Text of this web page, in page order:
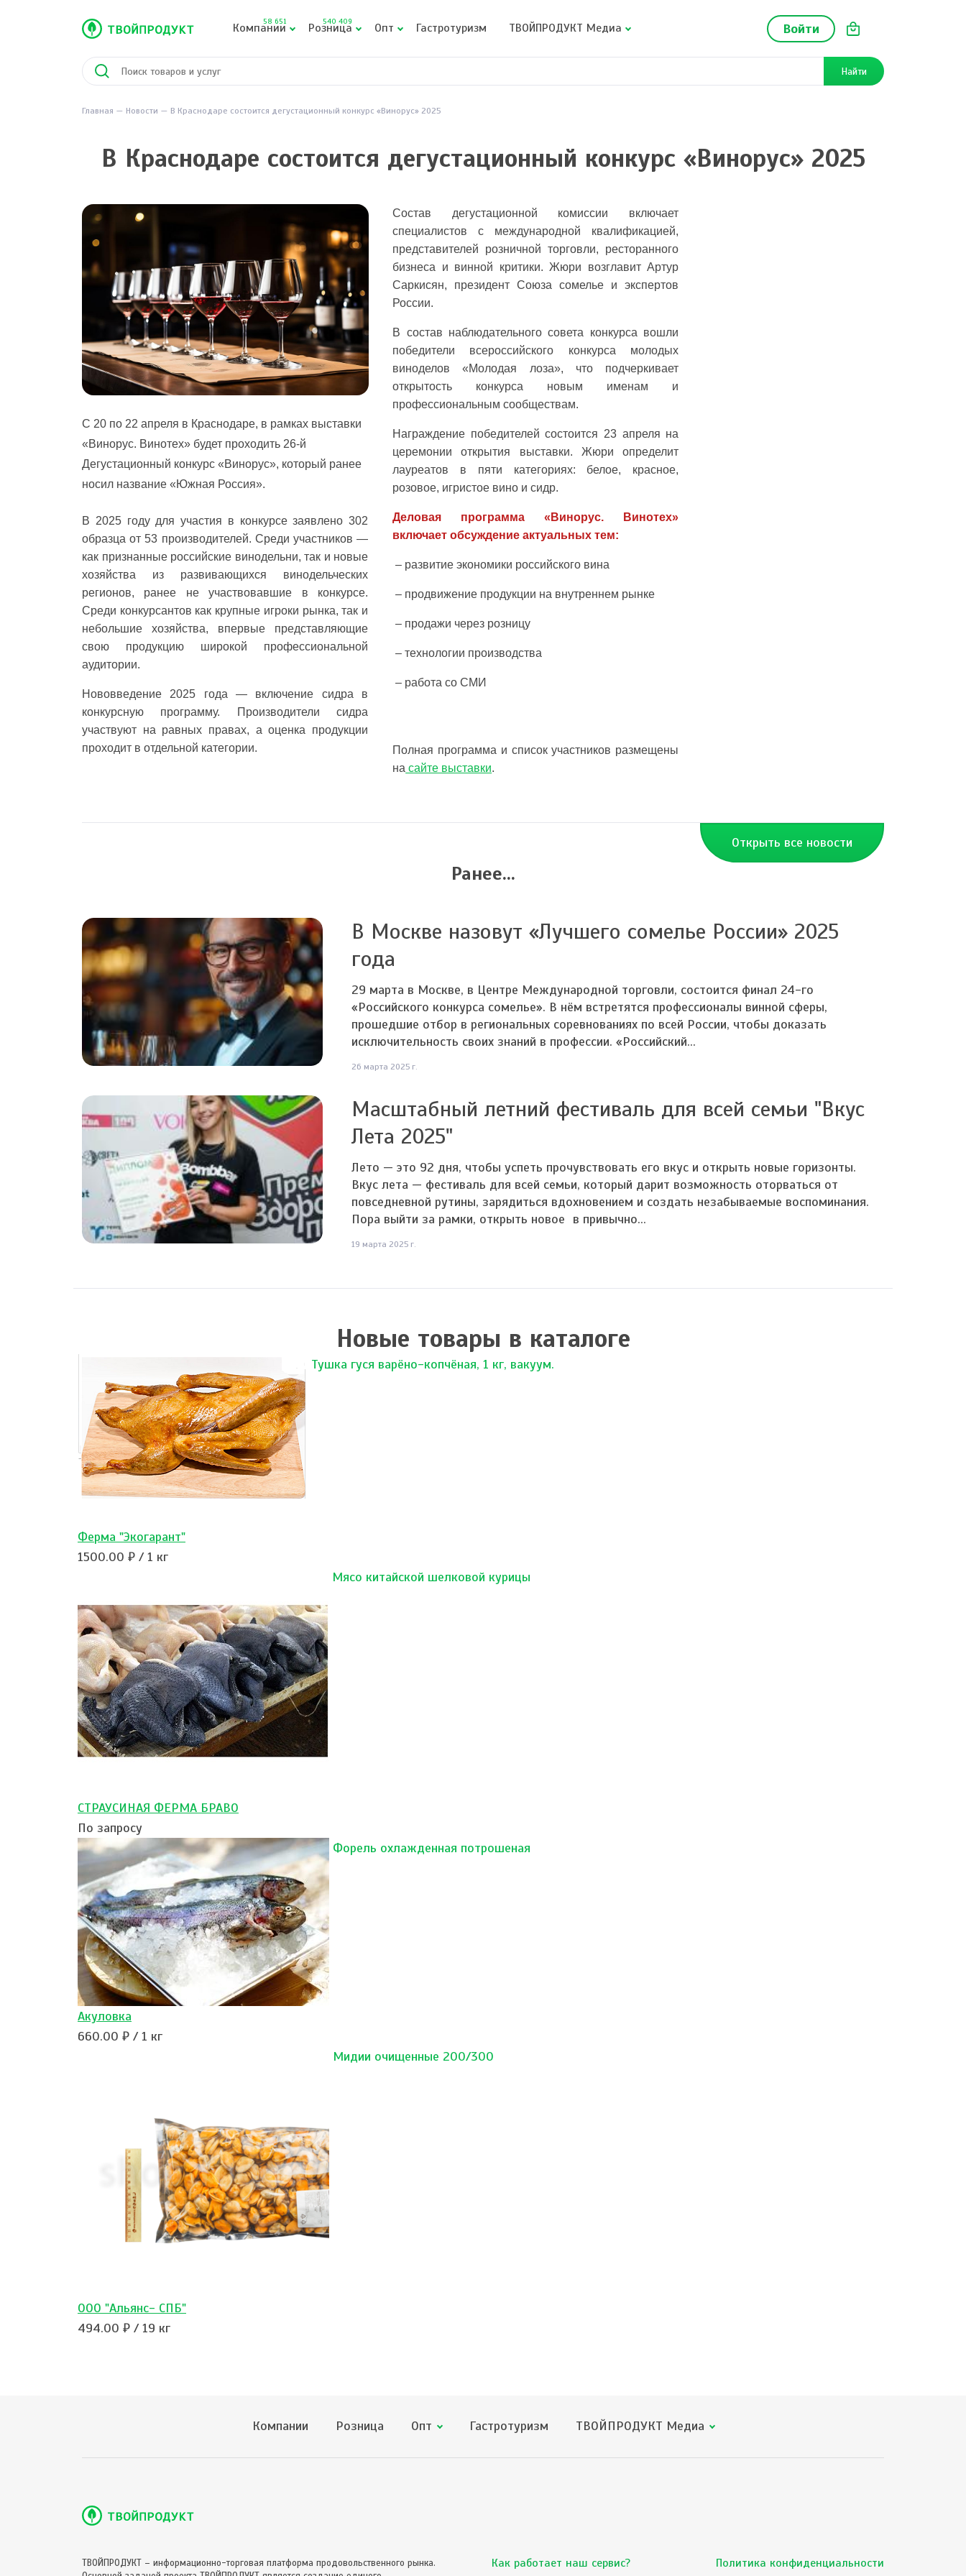
Войти
Компании
58 651 Розница
540 409 Опт Гастротуризм ТВОЙПРОДУКТ Медиа
Найти
Главная Новости В Краснодаре состоится дегустационный конкурс «Винорус» 2025
В Краснодаре состоится дегустационный конкурс «Винорус» 2025
C 20 по 22 апреля в Краснодаре, в рамках выставки
«Винорус. Винотех» будет проходить 26-й
Дегустационный конкурс «Винорус», который ранее
носил название «Южная Россия».
В 2025 году для участия в конкурсе заявлено 302
образца от 53 производителей. Среди участников —
как признанные российские винодельни, так и новые
хозяйства из развивающихся винодельческих
регионов, ранее не участвовавшие в конкурсе.
Среди конкурсантов как крупные игроки рынка, так и
небольшие хозяйства, впервые представляющие
свою продукцию широкой профессиональной
аудитории.
Нововведение 2025 года — включение сидра в
конкурсную программу. Производители сидра
участвуют на равных правах, а оценка продукции
проходит в отдельной категории.
Состав дегустационной комиссии включает
специалистов с международной квалификацией,
представителей розничной торговли, ресторанного
бизнеса и винной критики. Жюри возглавит Артур
Саркисян, президент Союза сомелье и экспертов
России.
В состав наблюдательного совета конкурса вошли
победители всероссийского конкурса молодых
виноделов «Молодая лоза», что подчеркивает
открытость конкурса новым именам и
профессиональным сообществам.
Награждение победителей состоится 23 апреля на
церемонии открытия выставки. Жюри определит
лауреатов в пяти категориях: белое, красное,
розовое, игристое вино и сидр.
Деловая программа «Винорус. Винотех»
включает обсуждение актуальных тем:
– развитие экономики российского вина
– продвижение продукции на внутреннем рынке
– продажи через розницу
– технологии производства
– работа со СМИ
Полная программа и список участников размещены
на сайте выставки.
Открыть все новости
Ранее...
В Москве назовут «Лучшего сомелье России» 2025
года
29 марта в Москве, в Центре Международной торговли, состоится финал 24-го
«Российского конкурса сомелье». В нём встретятся профессионалы винной сферы,
прошедшие отбор в региональных соревнованиях по всей России, чтобы доказать
исключительность своих знаний в профессии. «Российский...
26 марта 2025 г.
Масштабный летний фестиваль для всей семьи "Вкус
Лета 2025"
Лето — это 92 дня, чтобы успеть прочувствовать его вкус и открыть новые горизонты.
Вкус лета — фестиваль для всей семьи, который дарит возможность оторваться от
повседневной рутины, зарядиться вдохновением и создать незабываемые воспоминания.
Пора выйти за рамки, открыть новое в привычно...
19 марта 2025 г.
Новые товары в каталоге
Тушка гуся варёно-копчёная, 1 кг, вакуум.
Ферма "Экогарант"
1500.00 ₽ / 1 кг
Мясо китайской шелковой курицы
СТРАУСИНАЯ ФЕРМА БРАВО
По запросу
Форель охлажденная потрошеная
Акуловка
660.00 ₽ / 1 кг
Мидии очищенные 200/300
OOO "Альянс- СПБ"
494.00 ₽ / 19 кг
Компании Розница Опт Гастротуризм ТВОЙПРОДУКТ Медиа
ТВОЙПРОДУКТ – информационно-торговая платформа продовольственного рынка.
Как работает наш сервис? Политика конфиденциальности